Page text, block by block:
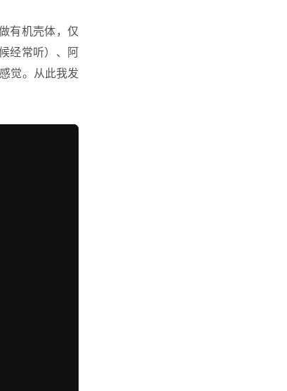
有机壳体，仅
经常听）、阿
觉。从此我发